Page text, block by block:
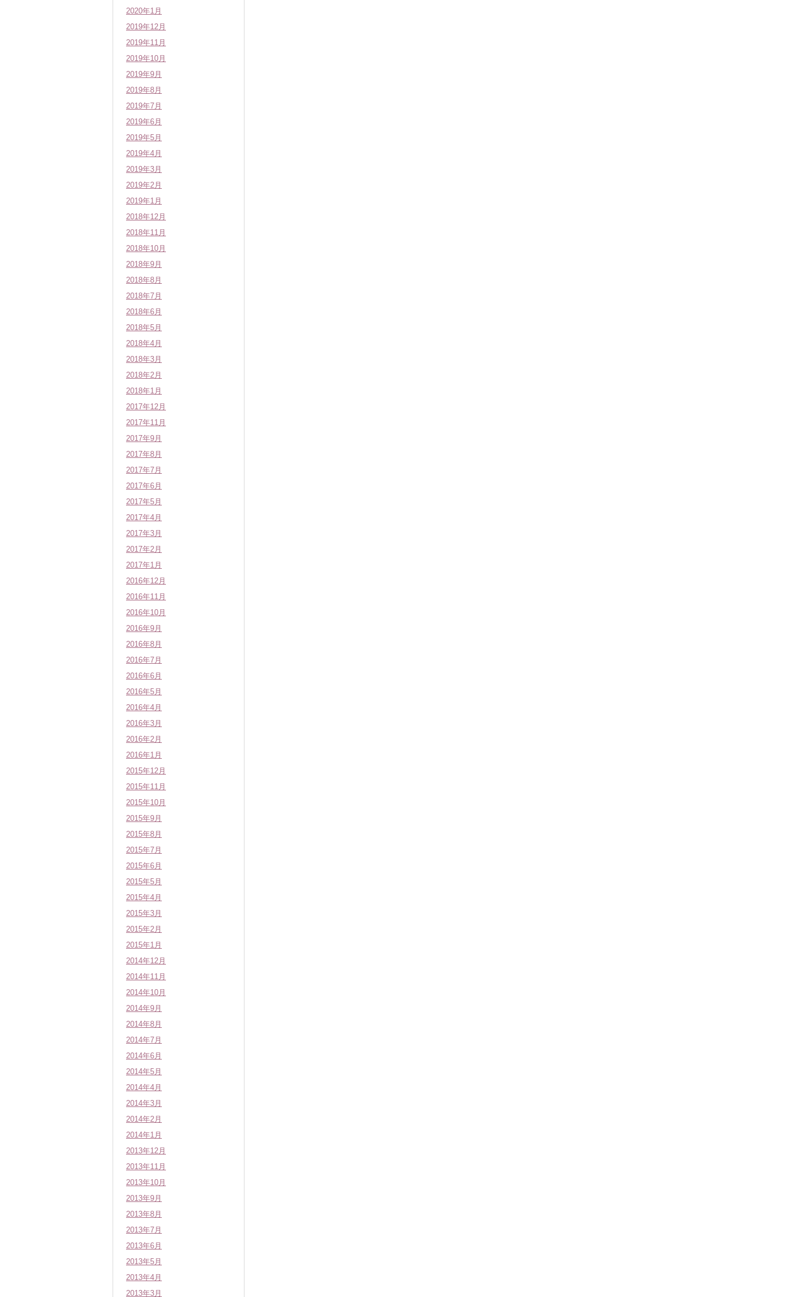
2020年1月
2019年12月
2019年11月
2019年10月
2019年9月
2019年8月
2019年7月
2019年6月
2019年5月
2019年4月
2019年3月
2019年2月
2019年1月
2018年12月
2018年11月
2018年10月
2018年9月
2018年8月
2018年7月
2018年6月
2018年5月
2018年4月
2018年3月
2018年2月
2018年1月
2017年12月
2017年11月
2017年9月
2017年8月
2017年7月
2017年6月
2017年5月
2017年4月
2017年3月
2017年2月
2017年1月
2016年12月
2016年11月
2016年10月
2016年9月
2016年8月
2016年7月
2016年6月
2016年5月
2016年4月
2016年3月
2016年2月
2016年1月
2015年12月
2015年11月
2015年10月
2015年9月
2015年8月
2015年7月
2015年6月
2015年5月
2015年4月
2015年3月
2015年2月
2015年1月
2014年12月
2014年11月
2014年10月
2014年9月
2014年8月
2014年7月
2014年6月
2014年5月
2014年4月
2014年3月
2014年2月
2014年1月
2013年12月
2013年11月
2013年10月
2013年9月
2013年8月
2013年7月
2013年6月
2013年5月
2013年4月
2013年3月